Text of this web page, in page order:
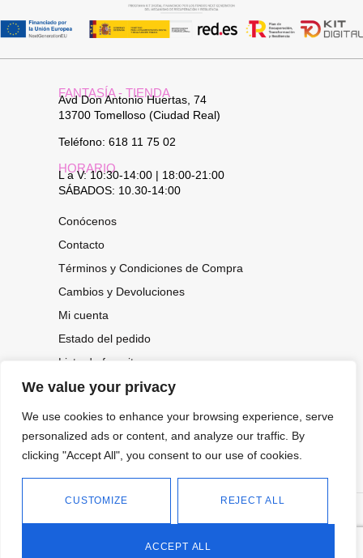
We value your privacy
We use cookies to enhance your browsing experience, serve
personalized ads or content, and analyze our traffic. By
clicking "Accept All", you consent to our use of cookies.
CUSTOMIZE REJECT ALL
ACCEPT ALL
FANTASÍA - TIENDA
Avd Don Antonio Huertas, 74
13700 Tomelloso (Ciudad Real)
Teléfono: 618 11 75 02
HORARIO
L a V: 10:30-14:00 | 18:00-21:00
SÁBADOS: 10.30-14:00
Conócenos
Contacto
Términos y Condiciones de Compra
Cambios y Devoluciones
Mi cuenta
Estado del pedido
Lista de favoritos
CONOCE NUESTRAS NOVEDADES,
OFERTAS...
2026.